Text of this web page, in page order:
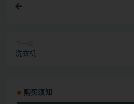
洗衣机
购买须知